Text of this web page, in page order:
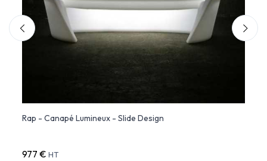
Rap - Canapé Lumineux - Slide Design
977 € HT